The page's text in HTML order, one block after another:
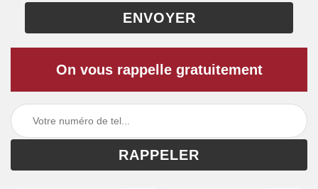
On vous rappelle gratuitement